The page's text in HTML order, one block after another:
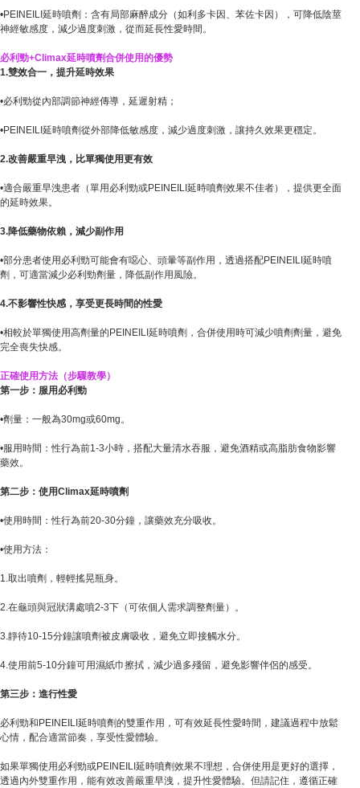
•PEINEILI延時噴劑：含有局部麻醉成分（如利多卡因、苯佐卡因），可降低陰莖
神經敏感度，減少過度刺激，從而延長性愛時間。
必利勁+Climax延時噴劑合併使用的優勢
1.雙效合一，提升延時效果
•必利勁從內部調節神經傳導，延遲射精；
•PEINEILI延時噴劑從外部降低敏感度，減少過度刺激，讓持久效果更穩定。
2.改善嚴重早洩，比單獨使用更有效
•適合嚴重早洩患者（單用必利勁或PEINEILI延時噴劑效果不佳者），提供更全面
的延時效果。
3.降低藥物依賴，減少副作用
•部分患者使用必利勁可能會有噁心、頭暈等副作用，透過搭配PEINEILI延時噴
劑，可適當減少必利勁劑量，降低副作用風險。
4.不影響性快感，享受更長時間的性愛
•相較於單獨使用高劑量的PEINEILI延時噴劑，合併使用時可減少噴劑劑量，避免
完全喪失快感。
正確使用方法（步驟教學）
第一步：服用必利勁
•劑量：一般為30mg或60mg。
•服用時間：性行為前1-3小時，搭配大量清水吞服，避免酒精或高脂肪食物影響
藥效。
第二步：使用Climax延時噴劑
•使用時間：性行為前20-30分鐘，讓藥效充分吸收。
•使用方法：
1.取出噴劑，輕輕搖晃瓶身。
2.在龜頭與冠狀溝處噴2-3下（可依個人需求調整劑量）。
3.靜待10-15分鐘讓噴劑被皮膚吸收，避免立即接觸水分。
4.使用前5-10分鐘可用濕紙巾擦拭，減少過多殘留，避免影響伴侶的感受。
第三步：進行性愛
必利勁和PEINEILI延時噴劑的雙重作用，可有效延長性愛時間，建議過程中放鬆
心情，配合適當節奏，享受性愛體驗。
如果單獨使用必利勁或PEINEILI延時噴劑效果不理想，合併使用是更好的選擇，
透過內外雙重作用，能有效改善嚴重早洩，提升性愛體驗。但請記住，遵循正確